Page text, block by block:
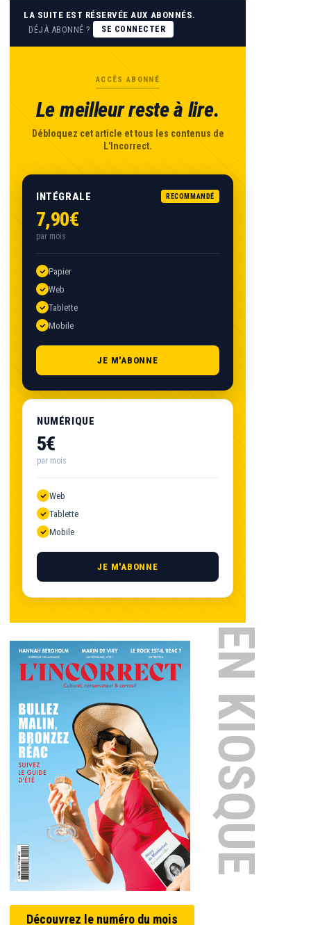
LA SUITE EST RÉSERVÉE AUX ABONNÉS.
DÉJÀ ABONNÉ ?
SE CONNECTER
ACCÈS ABONNÉ
Le meilleur reste à lire.
Débloquez cet article et tous les contenus de
L'Incorrect.
INTÉGRALE RECOMMANDÉ
7,90€
par mois
Papier
Web
Tablette
Mobile
JE M'ABONNE
NUMÉRIQUE
5€
par mois
Web
Tablette
Mobile
JE M'ABONNE
EN KIOSQUE
Découvrez le numéro du mois